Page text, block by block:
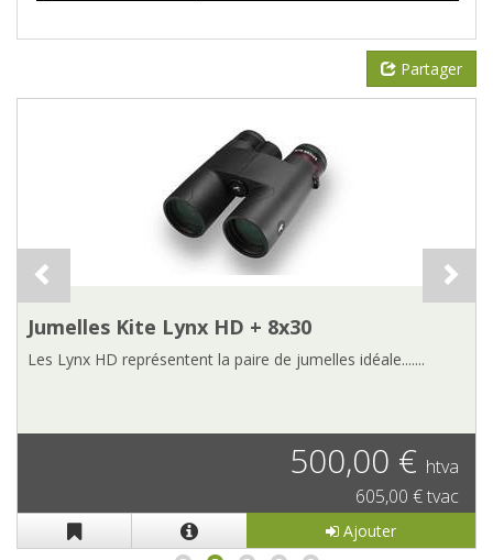
Partager
Jumelles Kite Lynx HD + 8x30
Les Lynx HD représentent la paire de jumelles idéale.......
500,00 € htva
605,00 € tvac
Ajouter